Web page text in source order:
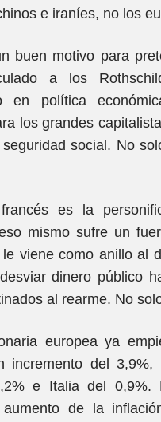
e iraníes, no los
buen motivo para
a los
en política
los grandes
social. No
es la
mismo sufre un
viene como anillo al
dinero público
al rearme. No
europea ya
incremento del
e Italia del 0,9%.
aumento de la